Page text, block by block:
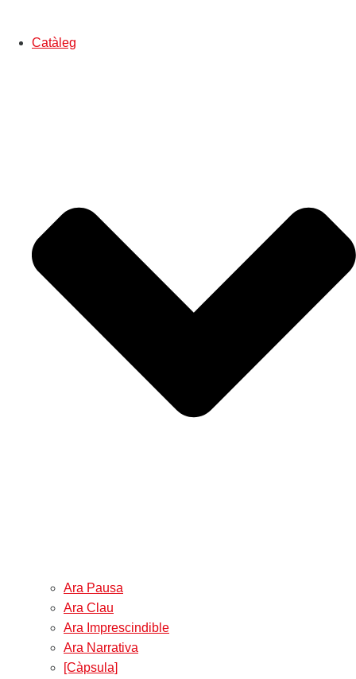
Catàleg
Ara Pausa
Ara Clau
Ara Imprescindible
Ara Narrativa
[Càpsula]